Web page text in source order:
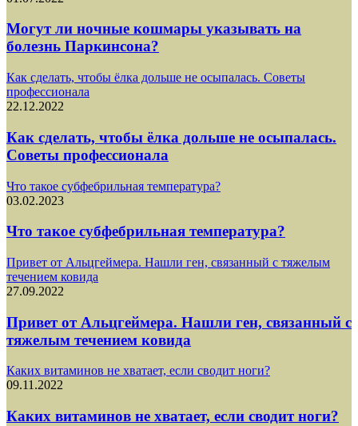
Могут ли ночные кошмары указывать на
болезнь Паркинсона?
Как сделать, чтобы ёлка дольше не осыпалась. Советы
профессионала
22.12.2022
Как сделать, чтобы ёлка дольше не осыпалась.
Советы профессионала
Что такое субфебрильная температура?
03.02.2023
Что такое субфебрильная температура?
Привет от Альцгеймера. Нашли ген, связанный с тяжелым
течением ковида
27.09.2022
Привет от Альцгеймера. Нашли ген, связанный с
тяжелым течением ковида
Каких витаминов не хватает, если сводит ноги?
09.11.2022
Каких витаминов не хватает, если сводит ноги?